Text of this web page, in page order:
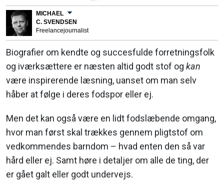
MICHAEL
C. SVENDSEN
Freelancejournalist
Biografier om kendte og succesfulde forretningsfolk
og iværksættere er næsten altid godt stof og kan
være inspirerende læsning, uanset om man selv
håber at følge i deres fodspor eller ej.
Men det kan også være en lidt fodslæbende omgang,
hvor man først skal trækkes gennem pligtstof om
vedkommendes barndom – hvad enten den så var
hård eller ej. Samt høre i detaljer om alle de ting, der
er gået galt eller godt undervejs.